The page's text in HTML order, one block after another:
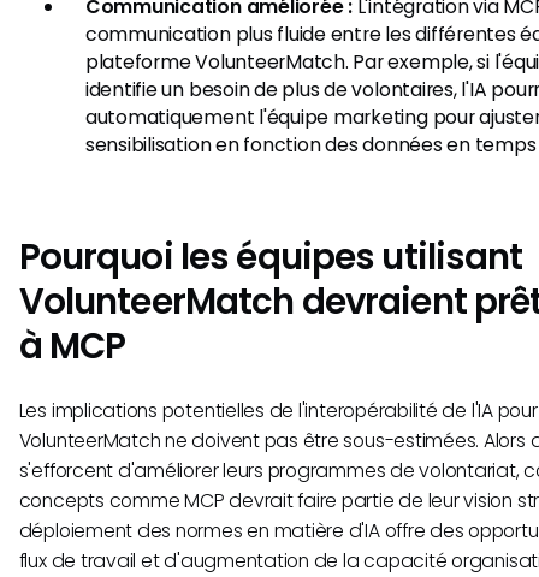
Communication améliorée :L'intégration via
communication plus fluide entre les différentes
plateforme VolunteerMatch. Par exemple, si
identifie un besoin de plus de volontaires, l'IA
automatiquement l'équipe marketing pour
sensibilisation en fonction des données en temps
Pourquoi les équipes utilisant
VolunteerMatch devraient
à MCP
Les implications potentielles de l'interopérabilité de l'IA
VolunteerMatch ne doivent pas être sous-estimées. Alors
s'efforcent d'améliorer leurs programmes de volontariat,
concepts comme MCP devrait faire partie de leur vision
déploiement des normes en matière d'IA offre des
flux de travail et d'augmentation de la capacité